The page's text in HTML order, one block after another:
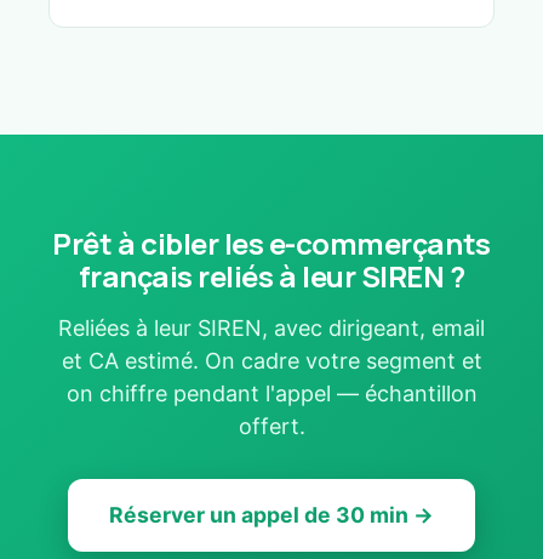
Prêt à cibler les e-commerçants
français reliés à leur SIREN ?
Reliées à leur SIREN, avec dirigeant, email
et CA estimé. On cadre votre segment et
on chiffre pendant l'appel — échantillon
offert.
Réserver un appel de 30 min →